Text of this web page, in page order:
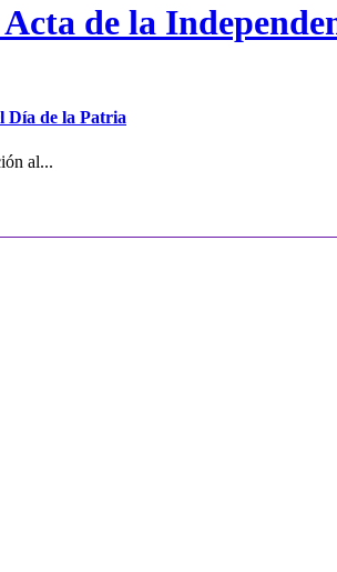
de la
Día de la Patria
al...